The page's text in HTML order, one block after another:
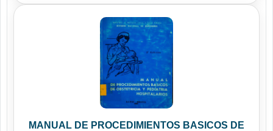
MANUAL DE PROCEDIMIENTOS BASICOS DE